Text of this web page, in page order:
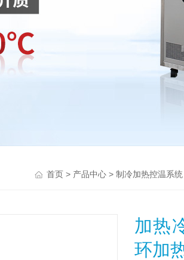
首页> 产品中心> 制冷加热控温系统
加热
环加